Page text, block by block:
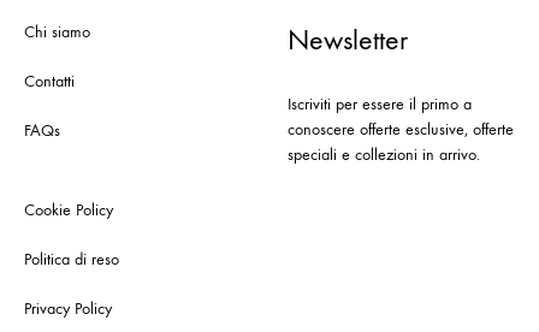
Chi siamo
Contatti
FAQs
Cookie Policy
Politica di reso
Privacy Policy
Newsletter
Iscriviti per essere il primo a
conoscere offerte esclusive, offerte
speciali e collezioni in arrivo.